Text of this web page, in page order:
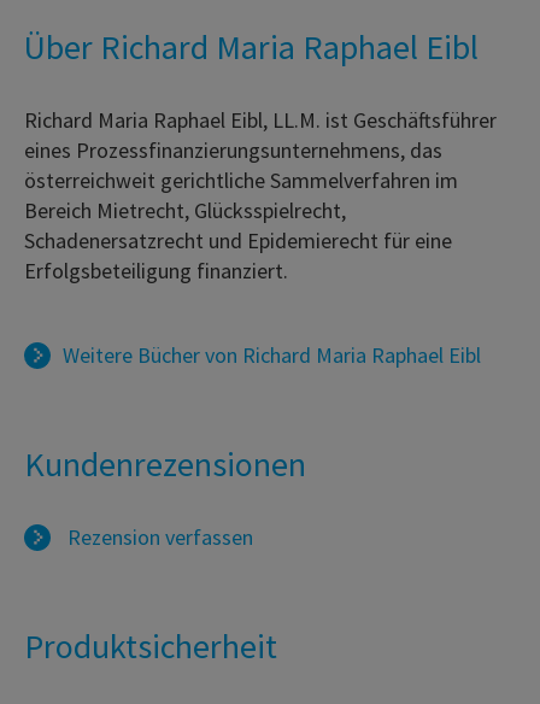
Über Richard Maria Raphael Eibl
Richard Maria Raphael Eibl, LL.M. ist Geschäftsführer
eines Prozessfinanzierungsunternehmens, das
österreichweit gerichtliche Sammelverfahren im
Bereich Mietrecht, Glücksspielrecht,
Schadenersatzrecht und Epidemierecht für eine
Erfolgsbeteiligung finanziert.
Weitere Bücher von Richard Maria Raphael Eibl
Kundenrezensionen
Rezension verfassen
Produktsicherheit